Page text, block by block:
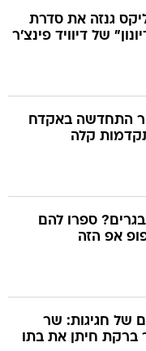
גנזה את סדרת
של דיוויד פינצ'ר
התחדשה באקדח
קלה
ספרו להם
אפ הזה
של חגיגות: שר
ברקת חיתן את בתו